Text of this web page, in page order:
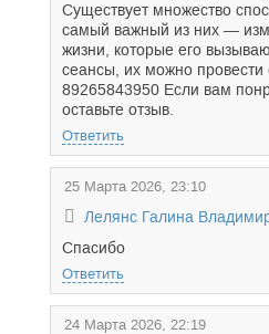
Существует множество
самый важный из них —
жизни, которые его
сеансы, их можно провести
89265843950 Если вам
оставьте отзыв.
Ответить
25 Марта 2026, 23:10
Лелянс Галина
Спасибо
Ответить
24 Марта 2026, 22:19